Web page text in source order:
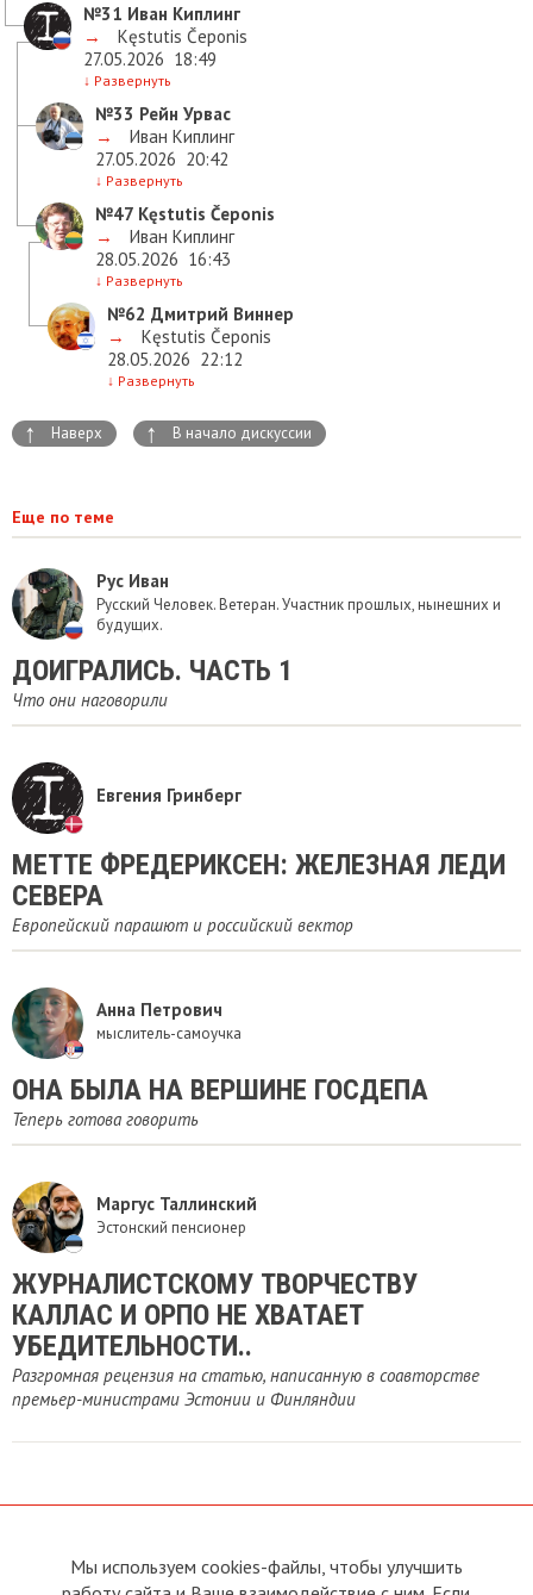
№31 Иван Киплинг
→
Kęstutis Čeponis
27.05.2026 18:49
↓ Развернуть
№33 Рейн Урвас
→
Иван Киплинг
27.05.2026 20:42
↓ Развернуть
№47 Kęstutis Čeponis
→
Иван Киплинг
28.05.2026 16:43
↓ Развернуть
№62 Дмитрий Виннер
→
Kęstutis Čeponis
28.05.2026 22:12
↓ Развернуть
↑ Наверх ↑ В начало дискуссии
Еще по теме
Рус Иван
Русский Человек. Ветеран. Участник прошлых, нынешних и
будущих.
ДОИГРАЛИСЬ. ЧАСТЬ 1
Что они наговорили
Евгения Гринберг
​МЕТТЕ ФРЕДЕРИКСЕН: ЖЕЛЕЗНАЯ ЛЕДИ
СЕВЕРА
Европейский парашют и российский вектор
Анна Петрович
мыслитель-самоучка
ОНА БЫЛА НА ВЕРШИНЕ ГОСДЕПА
Теперь готова говорить
Маргус Таллинский
Эстонский пенсионер
ЖУРНАЛИСТСКОМУ ТВОРЧЕСТВУ
КАЛЛАС И ОРПО НЕ ХВАТАЕТ
УБЕДИТЕЛЬНОСТИ..
Разгромная рецензия на статью, написанную в соавторстве
премьер-министрами Эстонии и Финляндии
О сайте
Прямая связь с
Мы используем cookies-файлы, чтобы улучшить